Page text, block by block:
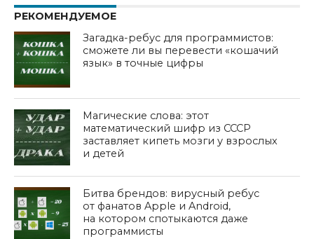
РЕКОМЕНДУЕМОЕ
Загадка-ребус для программистов:
сможете ли вы перевести «кошачий
язык» в точные цифры
Магические слова: этот
математический шифр из СССР
заставляет кипеть мозги у взрослых
и детей
Битва брендов: вирусный ребус
от фанатов Apple и Android,
на котором спотыкаются даже
программисты